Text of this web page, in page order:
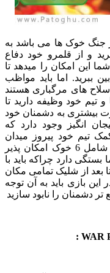
جنگ خوک ها می باشد به
و از قلمرو خود دفاع
مختلف به شما این امکان را میدهد تا
ببرید. اما باید مواظب
های مرگباری هستند
و تیم خود وظیفه دارید تا
بیشتری به دشمنان خود
انگیز وجود دارد که
تیم خود پیروز میدان
باشید رقابت با یکدیگر با حداکثر 6 تیم، شامل 6 خوک امکان پذیر
دارد چراکه باید با
بعد از شلیک تمامی مکان
این بازی باید به آن توجه
دشمنان را نابود سازید